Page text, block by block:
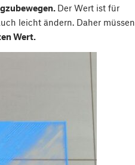
Der Wert ist für
leicht ändern. Daher müssen
Wert.